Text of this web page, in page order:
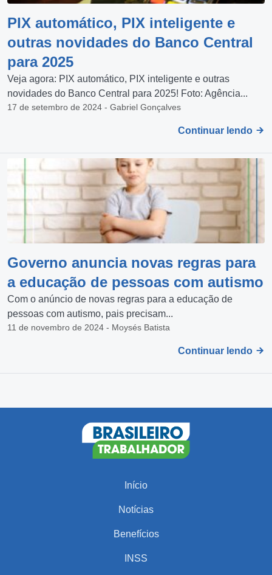
PIX automático, PIX inteligente e
outras novidades do Banco Central
para 2025
Veja agora: PIX automático, PIX inteligente e outras
novidades do Banco Central para 2025! Foto: Agência...
17 de setembro de 2024 - Gabriel Gonçalves
Continuar lendo
Governo anuncia novas regras para
a educação de pessoas com autismo
Com o anúncio de novas regras para a educação de
pessoas com autismo, pais precisam...
11 de novembro de 2024 - Moysés Batista
Continuar lendo
Início
Notícias
Benefícios
INSS